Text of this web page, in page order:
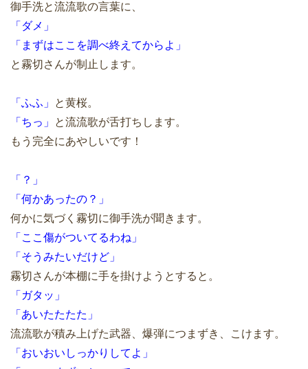
御手洗と流流歌の言葉に、
「ダメ」
「まずはここを調べ終えてからよ」
と霧切さんが制止します。
「ふふ」
と黄桜。
「ちっ」
と流流歌が舌打ちします。
もう完全にあやしいです！
「？」
「何かあったの？」
何かに気づく霧切に御手洗が聞きます。
「ここ傷がついてるわね」
「そうみたいだけど」
霧切さんが本棚に手を掛けようとすると。
「ガタッ」
「あいたたたた」
流流歌が積み上げた武器、爆弾につまずき、こけます。
「おいおいしっかりしてよ」